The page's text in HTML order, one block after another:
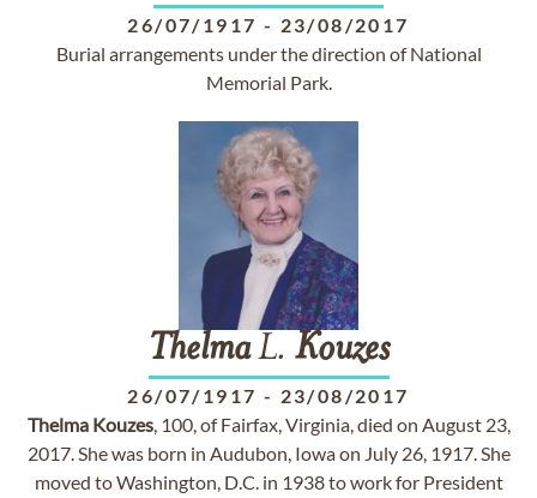
26/07/1917 - 23/08/2017
Burial arrangements under the direction of National
Memorial Park.
ThelmaL. Kouzes
26/07/1917 - 23/08/2017
Thelma Kouzes, 100, of Fairfax, Virginia, died on August 23,
2017. She was born in Audubon, Iowa on July 26, 1917. She
moved to Washington, D.C. in 1938 to work for President